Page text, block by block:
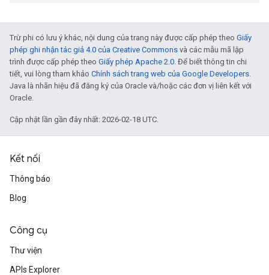
Trừ phi có lưu ý khác, nội dung của trang này được cấp phép theo Giấy
phép ghi nhận tác giả 4.0 của Creative Commons và các mẫu mã lập
trình được cấp phép theo Giấy phép Apache 2.0. Để biết thông tin chi
tiết, vui lòng tham khảo Chính sách trang web của Google Developers.
Java là nhãn hiệu đã đăng ký của Oracle và/hoặc các đơn vị liên kết với
Oracle.
Cập nhật lần gần đây nhất: 2026-02-18 UTC.
Kết nối
Thông báo
Blog
Công cụ
Thư viện
APIs Explorer